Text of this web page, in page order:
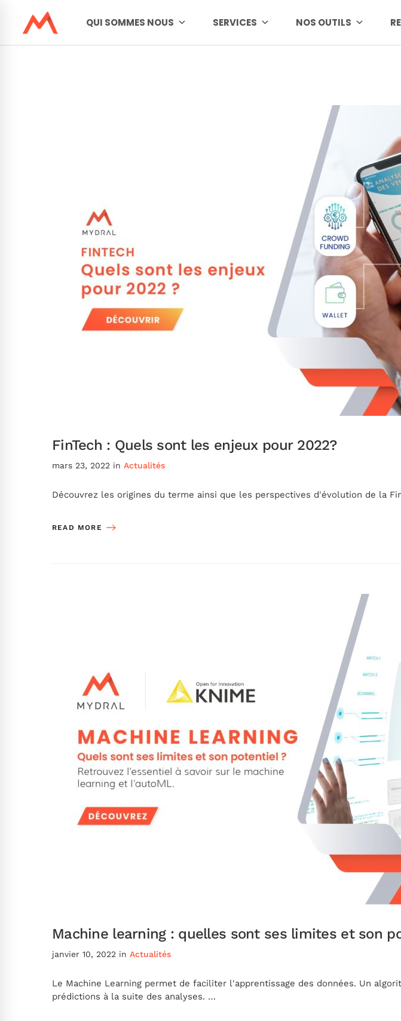
QUI SOMMES NOUS SERVICES NOS OUTILS
FinTech : Quels sont les enjeux pour 2022?
mars 23, 2022 in Actualités
Découvrez les origines du terme ainsi que les perspectives d'évolution de la
READ MORE
Machine learning : quelles sont ses limites et son
janvier 10, 2022 in Actualités
Le Machine Learning permet de faciliter l'apprentissage des données. Un
prédictions à la suite des analyses. …